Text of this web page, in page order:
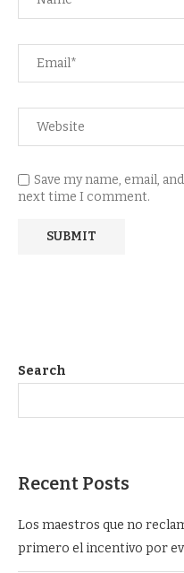
Save my name, email,
next time I comment.
Search
Recent Posts
Los maestros que no
primero el incentivo por